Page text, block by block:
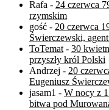
Rafa - 24 czerwca
rzymskim
gość - 20 czerwca
Świerczewski,
ToTemat - 30
przyszły król Polski
Andrzej - 20
Eugeniusz
jasam1 - W nocy z
bitwa pod